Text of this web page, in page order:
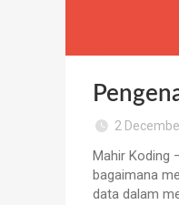
2
Mahir Koding
bagaimana
data dalam